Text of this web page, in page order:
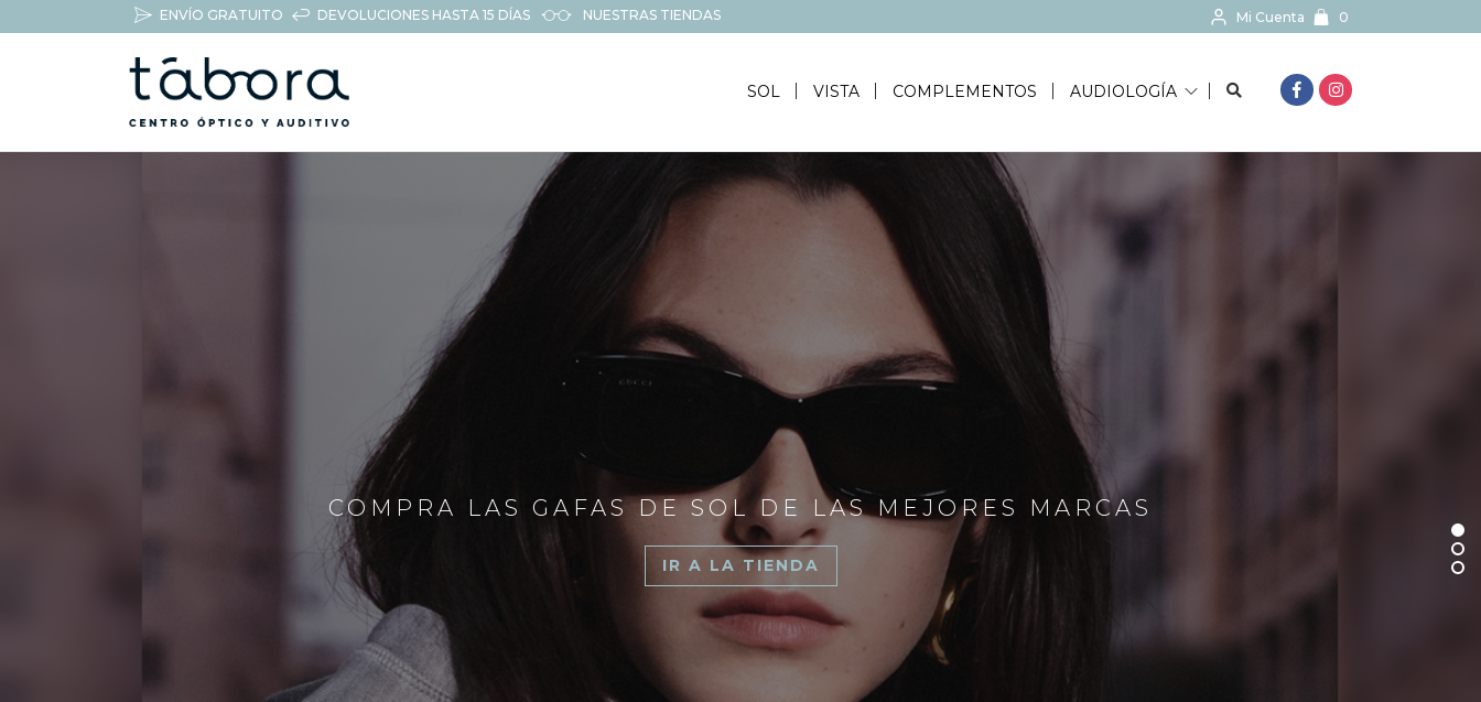
ENVÍO GRATUITO DEVOLUCIONES HASTA 15 DÍAS NUESTRAS TIENDAS Mi Cuenta 0
SOL VISTA COMPLEMENTOS AUDIOLOGÍA BUSCAR...
COMPRA LAS GAFAS DE SOL DE LAS MEJORES MARCAS
IR A LA TIENDA